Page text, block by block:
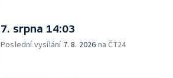
7. srpna 14:03
Poslední vysílání 7. 8. 2026 na ČT24